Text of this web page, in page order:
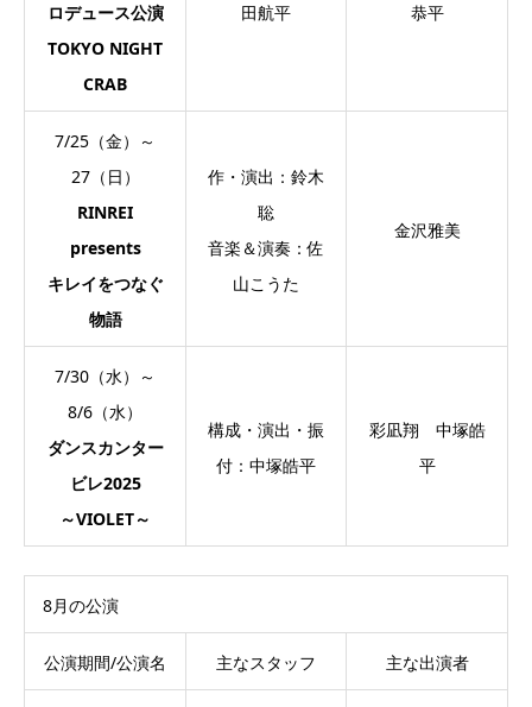
ロデュース公演
TOKYO NIGHT
CRAB
田航平
恭平
7/25（金）～
27（日）
RINREI
presents
キレイをつなぐ
物語
作・演出：鈴木
聡
音楽＆演奏：佐
山こうた
金沢雅美
7/30（水）～
8/6（水）
ダンスカンター
ビレ2025
～VIOLET～
構成・演出・振
付：中塚皓平
彩凪翔 中塚皓
平
8月の公演
公演期間/公演名 主なスタッフ 主な出演者